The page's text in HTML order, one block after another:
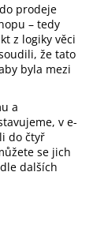
prodeje
– tedy
z logiky věci
že tato
byla mezi
a
v e-
do čtyř
se jich
dalších